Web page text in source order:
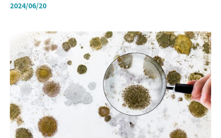
2024/06/20